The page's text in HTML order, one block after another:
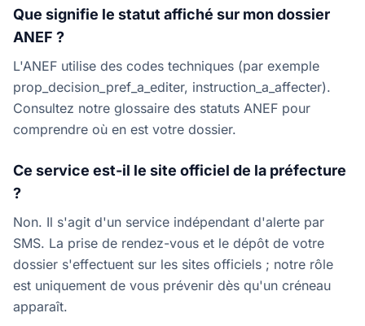
Que signifie le statut affiché sur mon dossier
ANEF ?
L'ANEF utilise des codes techniques (par exemple
prop_decision_pref_a_editer, instruction_a_affecter).
Consultez notre glossaire des statuts ANEF pour
comprendre où en est votre dossier.
Ce service est-il le site officiel de la préfecture
?
Non. Il s'agit d'un service indépendant d'alerte par
SMS. La prise de rendez-vous et le dépôt de votre
dossier s'effectuent sur les sites officiels ; notre rôle
est uniquement de vous prévenir dès qu'un créneau
apparaît.